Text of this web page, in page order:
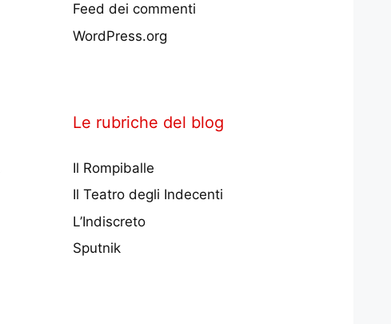
Feed dei commenti
WordPress.org
Le rubriche del blog
Il Rompiballe
Il Teatro degli Indecenti
L’Indiscreto
Sputnik